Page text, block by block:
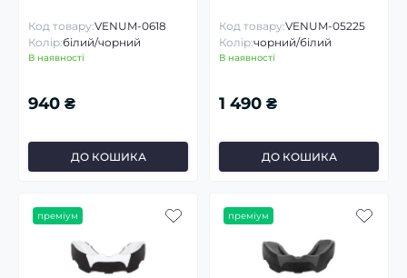
Код товару:VENUM-0618
Колір:білий/чорний
В наявності
940 ₴
ДО КОШИКА
Код товару:VENUM-05225
Колір:чорний/білий
В наявності
1 490 ₴
ДО КОШИКА
преміум преміум